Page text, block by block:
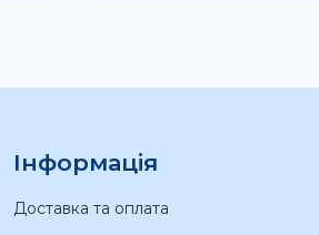
Інформація
Доставка та оплата